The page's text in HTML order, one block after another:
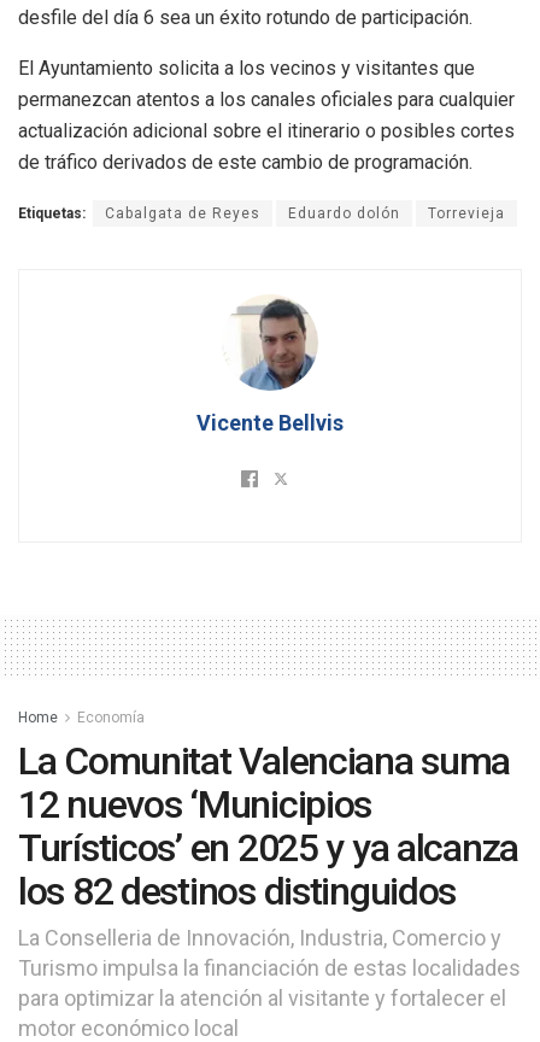
desfile del día 6 sea un éxito rotundo de participación.
El Ayuntamiento solicita a los vecinos y visitantes que
permanezcan atentos a los canales oficiales para cualquier
actualización adicional sobre el itinerario o posibles cortes
de tráfico derivados de este cambio de programación.
Etiquetas: Cabalgata de Reyes Eduardo dolón Torrevieja
Vicente Bellvis
Home Economía
La Comunitat Valenciana suma
12 nuevos ‘Municipios
Turísticos’ en 2025 y ya alcanza
los 82 destinos distinguidos
La Conselleria de Innovación, Industria, Comercio y
Turismo impulsa la financiación de estas localidades
para optimizar la atención al visitante y fortalecer el
motor económico local